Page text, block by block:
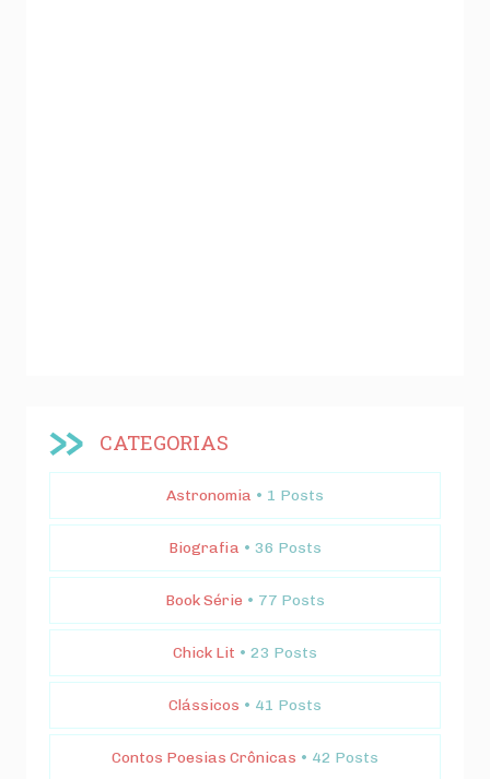
CATEGORIAS
Astronomia • 1 Posts
Biografia • 36 Posts
Book Série • 77 Posts
Chick Lit • 23 Posts
Clássicos • 41 Posts
Contos Poesias Crônicas • 42 Posts